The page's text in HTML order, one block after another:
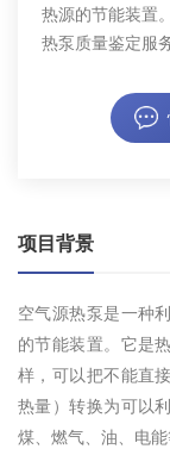
热源的节能装置
热泵质量鉴定服务
项目背景
空气源热泵是一种
的节能装置。它是
样，可以把不能直
热量）转换为可以
煤、燃气、油、电能